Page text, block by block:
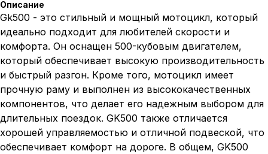
Описание
Gk500 - это стильный и мощный мотоцикл, который
идеально подходит для любителей скорости и
комфорта. Он оснащен 500-кубовым двигателем,
который обеспечивает высокую производительность
и быстрый разгон. Кроме того, мотоцикл имеет
прочную раму и выполнен из высококачественных
компонентов, что делает его надежным выбором для
длительных поездок. GK500 также отличается
хорошей управляемостью и отличной подвеской, что
обеспечивает комфорт на дороге. В общем, GK500